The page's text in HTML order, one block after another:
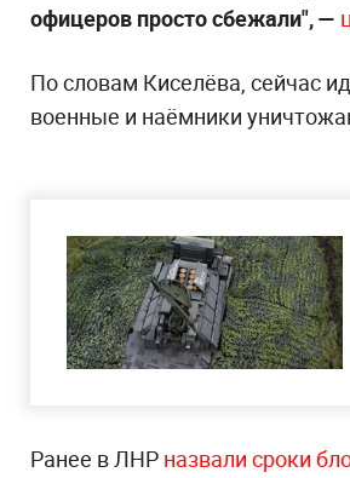
офицеров просто сбежали", —
По словам Киселёва, сейчас
военные и наёмники
Ранее в ЛНР назвали сроки